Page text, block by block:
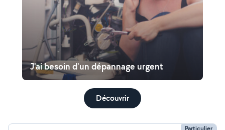
J'ai besoin d'un dépannage urgent
Découvrir
Particulier